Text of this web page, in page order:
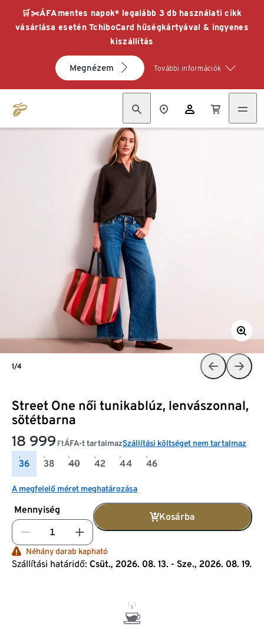
🛒✂️ÁFAmentes napok* legalább 3 db használati cikk
vásárlása esetén TchiboCard hűségkártyával & ingyenes
kiszállítás
Megnézem További információk
Street One női tunikablúz, lenvászonnal,
sötétbarna
18 999 FtÁFA-t tartalmazSzállítási költséget nem tartalmaz
36 38 40 42 44 46
A megfelelő méret meghatározása
Mennyiség
Kosárba
Néhány darab kapható
Szállítási határidő: Csüt., 2026. 08. 13. - Sze., 2026. 08. 19.
1/4